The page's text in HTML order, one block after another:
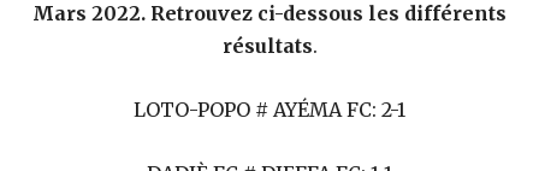
Mars 2022. Retrouvez ci-dessous les différents
résultats.
LOTO-POPO # AYÉMA FC: 2-1